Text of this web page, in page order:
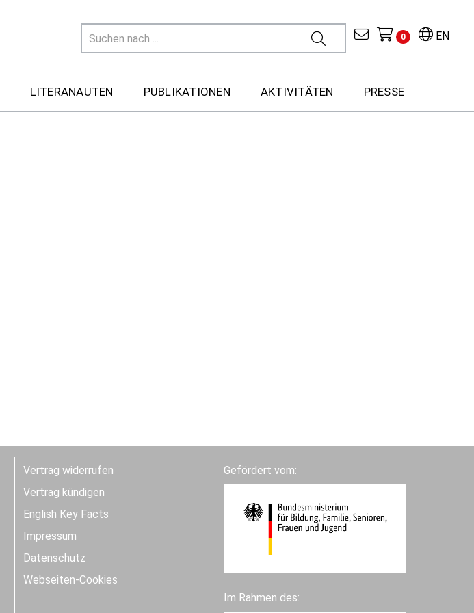
EN
0
LITERANAUTEN PUBLIKATIONEN AKTIVITÄTEN PRESSE
Vertrag widerrufen
Vertrag kündigen
English Key Facts
Impressum
Datenschutz
Webseiten-Cookies
Gefördert vom:
Im Rahmen des: